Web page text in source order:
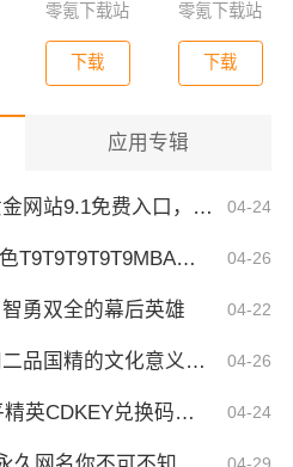
零氪下载站
下载
零氪下载站
下载
应用专辑
手慢无！黄金网站9.1免费入口，揭秘这波稳了的福利！ 04-24
YSL千人千色T9T9T9T9T9MBA！揭秘背后的设计秘密，难怪网友都在疯传！ 04-26
勇双全的幕后英雄 04-22
一品国精和二品国精的文化意义！为何他们如此独特？你绝对不知道的深层背景 04-26
2025年和平精英CDKEY兑换码领取方法及使用技巧 04-24